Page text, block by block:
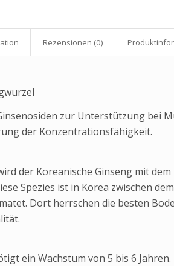
Rezensionen (0)
zur Unterstützung bei
der Konzentrationsfähigkeit.
der Koreanische Ginseng mit
Spezies ist in Korea zwischen
Dort herrschen die besten
ein Wachstum von 5 bis 6